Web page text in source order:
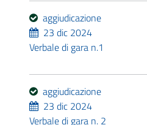
aggiudicazione
23 dic 2024
Verbale di gara n.1
aggiudicazione
23 dic 2024
Verbale di gara n. 2